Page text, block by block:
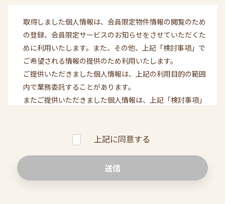
取得しました個人情報は、会員限定物件情報の閲覧のため
の登録、会員限定サービスのお知らせをさせていただくた
めに利用いたします。また、その他、上記「検討事項」で
ご希望される情報の提供のため利用いたします。
ご提供いただきました個人情報は、上記の利用目的の範囲
内で業務委託することがあります。
またご提供いただきました個人情報は、上記「検討事項」
共同利用いたします。その際の管理責任は弊社に帰属いた
提供いただきました個人情報の開示等(利用目的の通知、
上記に同意する